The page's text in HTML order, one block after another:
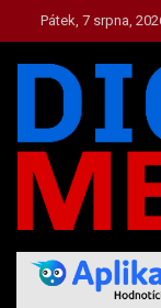
to
content
Pátek, 7 srpna,
Zpravodajství a